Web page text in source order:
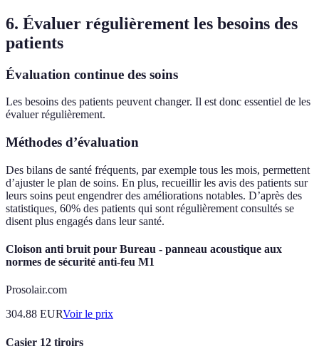
6. Évaluer régulièrement les besoins des
patients
Évaluation continue des soins
Les besoins des patients peuvent changer. Il est donc essentiel de les
évaluer régulièrement.
Méthodes d’évaluation
Des bilans de santé fréquents, par exemple tous les mois, permettent
d’ajuster le plan de soins. En plus, recueillir les avis des patients sur
leurs soins peut engendrer des améliorations notables. D’après des
statistiques, 60% des patients qui sont régulièrement consultés se
disent plus engagés dans leur santé.
Cloison anti bruit pour Bureau - panneau acoustique aux
normes de sécurité anti-feu M1
Prosolair.com
304.88 EURVoir le prix
Casier 12 tiroirs